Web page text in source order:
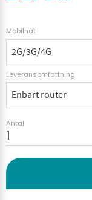
Mobilnät
Leveransomfattning
Antal